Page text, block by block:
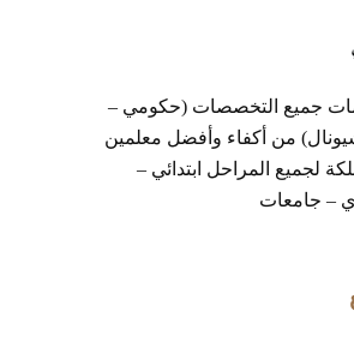
جميع التخصصات (حكومي –
من أكفاء وأفضل معلمين
لجميع المراحل ابتدائي –
– جامعات